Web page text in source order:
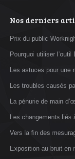
Nos derniers
Prix du public
Pourquoi utiliser
Les astuces pour une
Les troubles causés
La pénurie de main
Les changements liés
Vers la fin des
Exposition au bruit en